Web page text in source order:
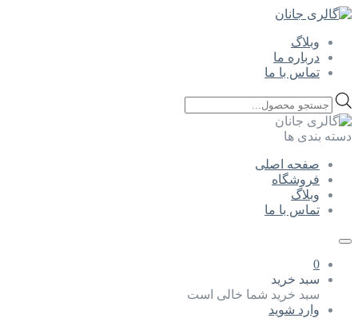
وبلاگ
درباره ما
تماس با ما
Products
search
دسته بندی ها
صفحه اصلی
فروشگاه
وبلاگ
تماس با ما
0
سبد خرید
سبد خرید شما خالی است
وارد شوید